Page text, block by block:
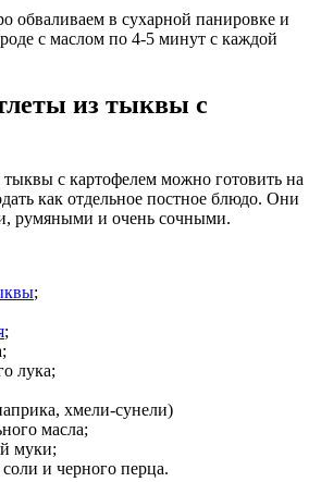
обваливаем в сухарной панировке и
с маслом по 4-5 минут с каждой
из тыквы с
с картофелем можно готовить на
как отдельное постное блюдо. Они
румяными и очень сочными.
;
;
лука;
хмели-сунели)
масла;
муки;
и черного перца.